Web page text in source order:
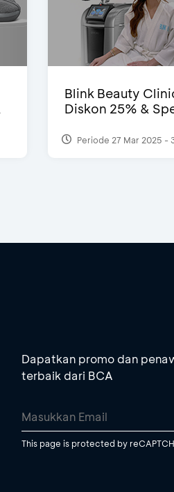
Blink Beauty
Diskon 25% &
Periode 27 Mar 2025 -
Dapatkan promo dan
terbaik dari BCA
This page is protected by